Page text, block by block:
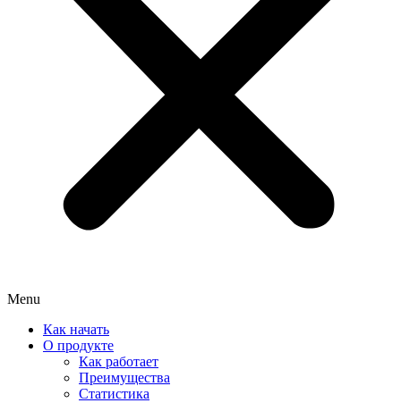
Menu
Как начать
О продукте
Как работает
Преимущества
Статистика